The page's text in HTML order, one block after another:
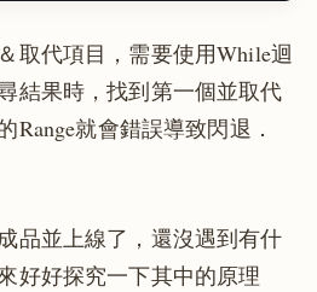
取代項目，需要使用While迴
結果時，找到第一個並取代
Range就會錯誤導致閃退．
品並上線了，還沒遇到有什
好好探究一下其中的原理